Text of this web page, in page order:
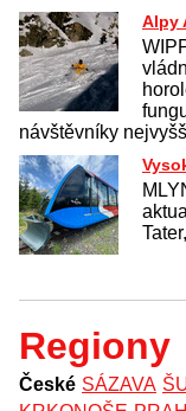
Alpy
návštěvníky
Regiony
České SÁZAVA